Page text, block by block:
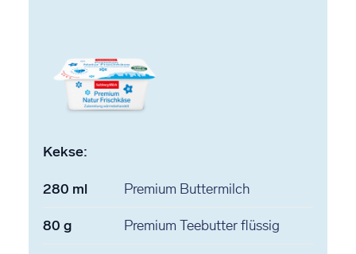
Kekse:
280 ml Premium Buttermilch
80 g Premium Teebutterflüssig